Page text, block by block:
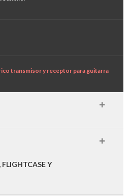
transmisor y receptor para guitarra
Y